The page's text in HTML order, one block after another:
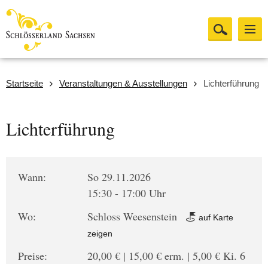
Startseite Veranstaltungen & Ausstellungen Lichterführung
Lichterführung
Wann:
So 29.11.2026
15:30 - 17:00 Uhr
Wo:
Schloss Weesenstein
auf Karte
zeigen
Preise:
20,00 € | 15,00 € erm. | 5,00 € Ki. 6